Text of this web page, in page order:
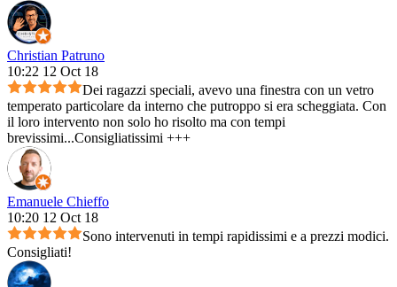
Christian Patruno
10:22 12 Oct 18
Dei ragazzi speciali, avevo una finestra con un vetro
temperato particolare da interno che putroppo si era scheggiata. Con
il loro intervento non solo ho risolto ma con tempi
brevissimi...Consigliatissimi +++
Emanuele Chieffo
10:20 12 Oct 18
Sono intervenuti in tempi rapidissimi e a prezzi modici.
Consigliati!